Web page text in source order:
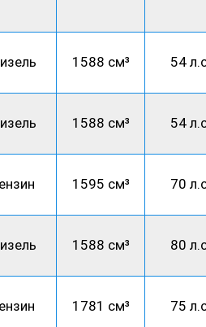
1588 см³ 54
1588 см³ 54
1595 см³ 70
1588 см³ 80
1781 см³ 75